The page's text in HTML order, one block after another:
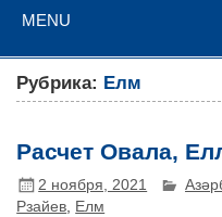
MENU
Рубрика: Елм
Расчет Овала,
2 ноября, 2021
Рзайев, Елм